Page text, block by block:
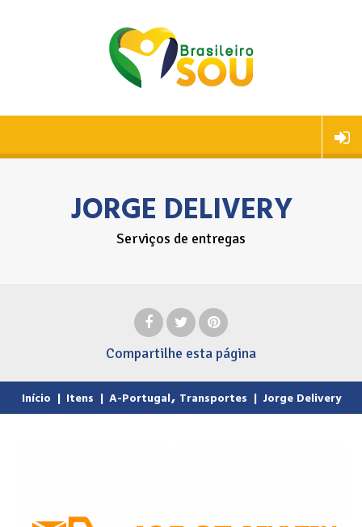
JORGE DELIVERY
Serviços de entregas
Compartilhe esta página
Início | Itens | A-Portugal, Transportes | Jorge Delivery